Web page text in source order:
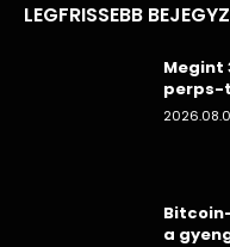
LEGFRISSEBB
Megint
perps-
a